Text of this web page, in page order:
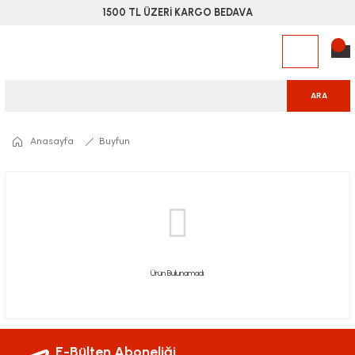
1500 TL ÜZERİ KARGO BEDAVA
ARA
Anasayfa Buyfun
Ürün Bulunamadı.